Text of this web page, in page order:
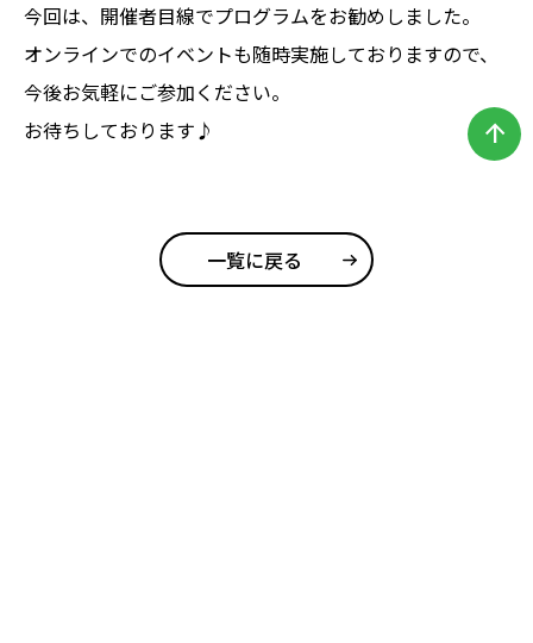
今回は、開催者目線でプログラムをお勧めしました。
オンラインでのイベントも随時実施しておりますので、
今後お気軽にご参加ください。
お待ちしております♪
一覧に戻る
arrow_upward